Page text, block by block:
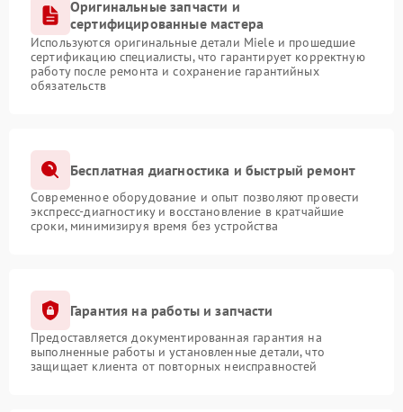
Оригинальные запчасти и
сертифицированные мастера
Используются оригинальные детали Miele и прошедшие
сертификацию специалисты, что гарантирует корректную
работу после ремонта и сохранение гарантийных
обязательств
Бесплатная диагностика и быстрый ремонт
Современное оборудование и опыт позволяют провести
экспресс-диагностику и восстановление в кратчайшие
сроки, минимизируя время без устройства
Гарантия на работы и запчасти
Предоставляется документированная гарантия на
выполненные работы и установленные детали, что
защищает клиента от повторных неисправностей